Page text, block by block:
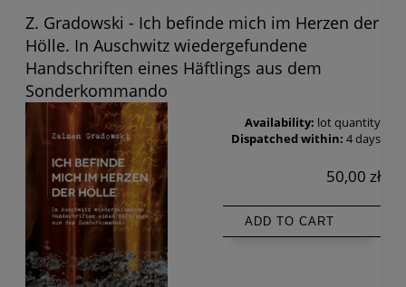
Z. Gradowski - Ich befinde mich im Herzen der
Hölle. In Auschwitz wiedergefundene
Handschriften eines Häftlings aus dem
Sonderkommando
Availability: lot quantity
Dispatched within: 4 days
50,00 zł
ADD TO CART